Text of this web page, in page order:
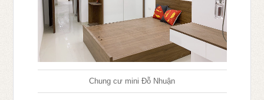
Chung cư mini Đỗ Nhuận